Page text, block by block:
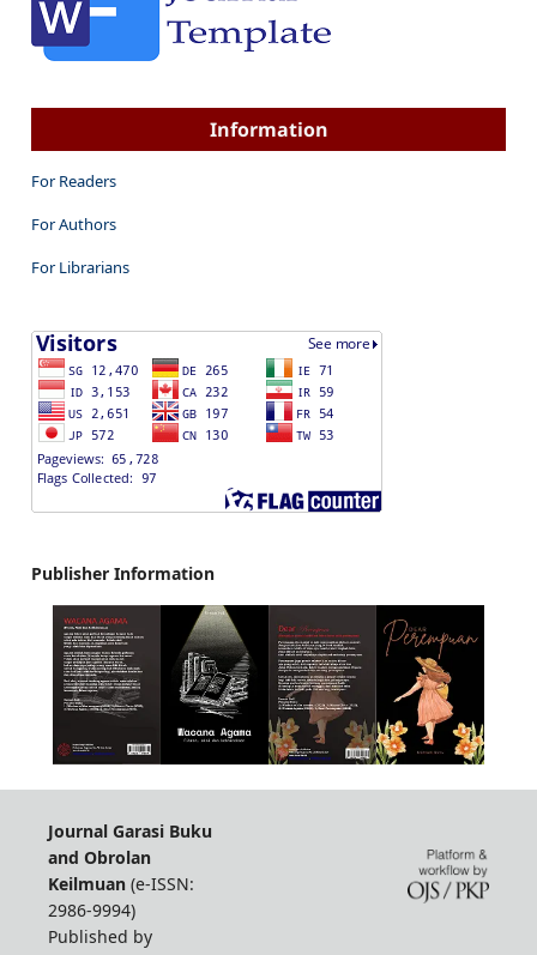
Information
For Readers
For Authors
For Librarians
Publisher Information
Journal Garasi Buku
and Obrolan
Keilmuan(e-ISSN:
2986-9994)
Published by